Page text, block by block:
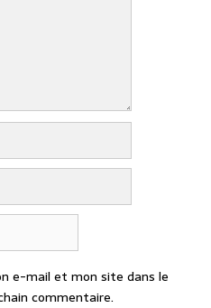
e-mail et mon site dans le
commentaire.